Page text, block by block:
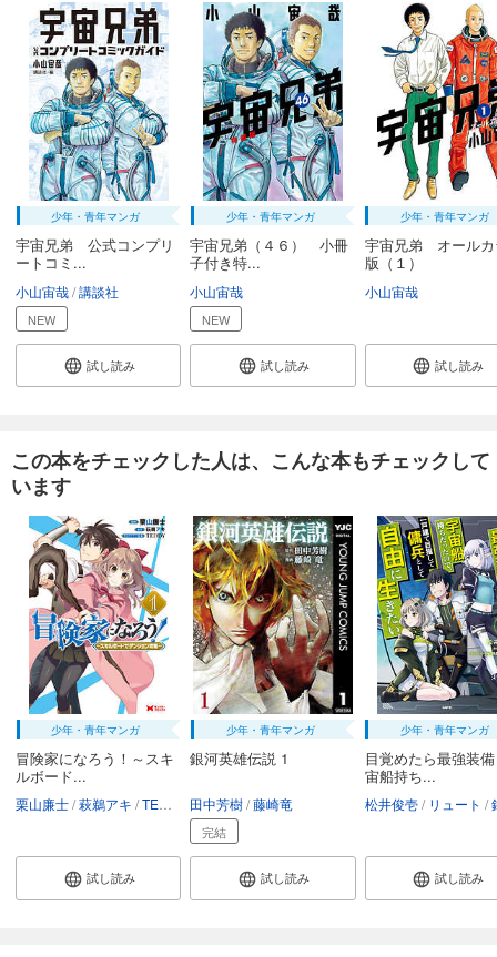
891円 (税込)
完結
カート
試し読み
あらすじを表示する
宇宙兄弟（３２）
891円 (税込)
完結
カート
試し読み
あらすじを表示する
宇宙兄弟（３３）
891円 (税込)
カート
宇宙兄弟（３４）
完結
カート
試し読み
あらすじを表示する
宇宙兄弟（３５）
891円 (税込)
完結
カート
試し読み
あらすじを表示する
宇宙兄弟（３６）
完結
試し読み
少年・青年マンガ
宇宙兄弟 公式コンプリ
ートコミ...
小山宙哉 講談社
NEW
試し読み
少年・青年マンガ
宇宙兄弟（４６） 小冊
子付き特...
小山宙哉
NEW
試し読み
少年・青年マンガ
宇宙兄弟 オールカ
版（１）
小山宙哉
試し読み
この本をチェックした人は、こんな本もチェックして
います
少年・青年マンガ
冒険家になろう！～スキ
ルボード...
栗山廉士 萩鵜アキ TEDDY
試し読み
少年・青年マンガ
銀河英雄伝説 1
田中芳樹 藤崎竜
完結
試し読み
少年・青年マンガ
目覚めたら最強装
宙船持ち...
松井俊壱 リュート 鍋
試し読み